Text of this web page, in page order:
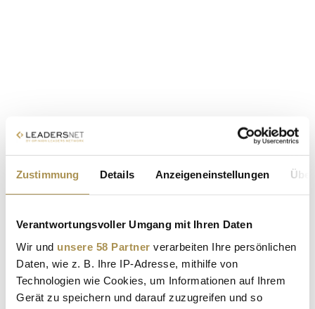
Zustimmung Details Anzeigeneinstellungen
Verantwortungsvoller Umgang mit Ihren Daten
Wir und unsere 58 Partner verarbeiten Ihre persönlichen
Daten, wie z. B. Ihre IP-Adresse, mithilfe von
Technologien wie Cookies, um Informationen auf Ihrem
Gerät zu speichern und darauf zuzugreifen und so